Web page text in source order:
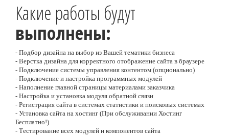
Какие работы будут
выполнены:
- Подбор дизайна на выбор из Вашей тематики бизнеса
- Верстка дизайна для корректного отображение сайта в браузере
- Подключение системы управления контентом (опционально)
- Подключение и настройка программных модулей
- Наполнение главной страницы материалами заказчика
- Настройка и установка модуля обратной связи
- Регистрация сайта в системах статистики и поисковых системах
- Установка сайта на хостинг (При обслуживании Хостинг
Бесплатно!)
- Тестирование всех модулей и компонентов сайта